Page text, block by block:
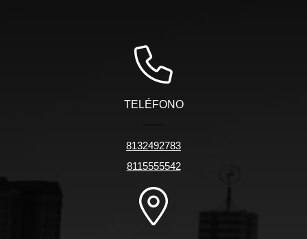
TELÉFONO
8132492783
8115555542